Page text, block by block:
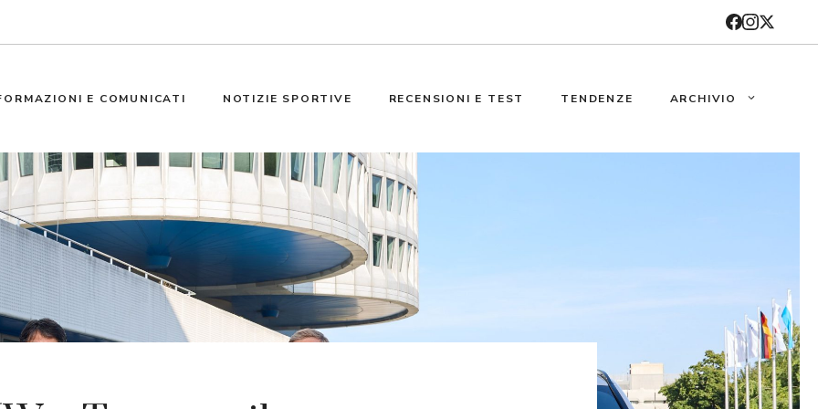
E COMUNICATI NOTIZIE SPORTIVE RECENSIONI E TEST TENDENZE ARCHIVIO